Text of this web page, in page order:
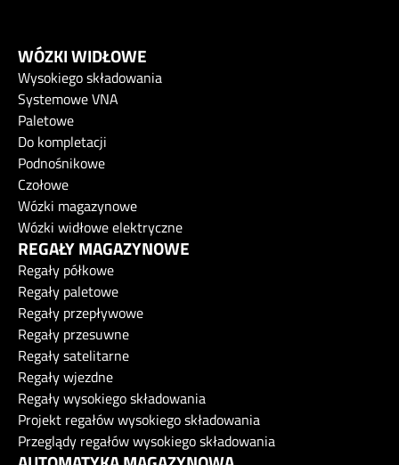
WÓZKI WIDŁOWE
Wysokiego składowania
Systemowe VNA
Paletowe
Do kompletacji
Podnośnikowe
Czołowe
Wózki magazynowe
Wózki widłowe elektryczne
REGAŁY MAGAZYNOWE
Regały półkowe
Regały paletowe
Regały przepływowe
Regały przesuwne
Regały satelitarne
Regały wjezdne
Regały wysokiego składowania
Projekt regałów wysokiego składowania
Przeglądy regałów wysokiego składowania